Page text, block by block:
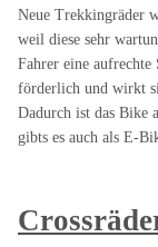
Neue Trekkingräder
weil diese sehr
Fahrer eine
förderlich und wirkt
Dadurch ist das Bike
gibts es auch als E-